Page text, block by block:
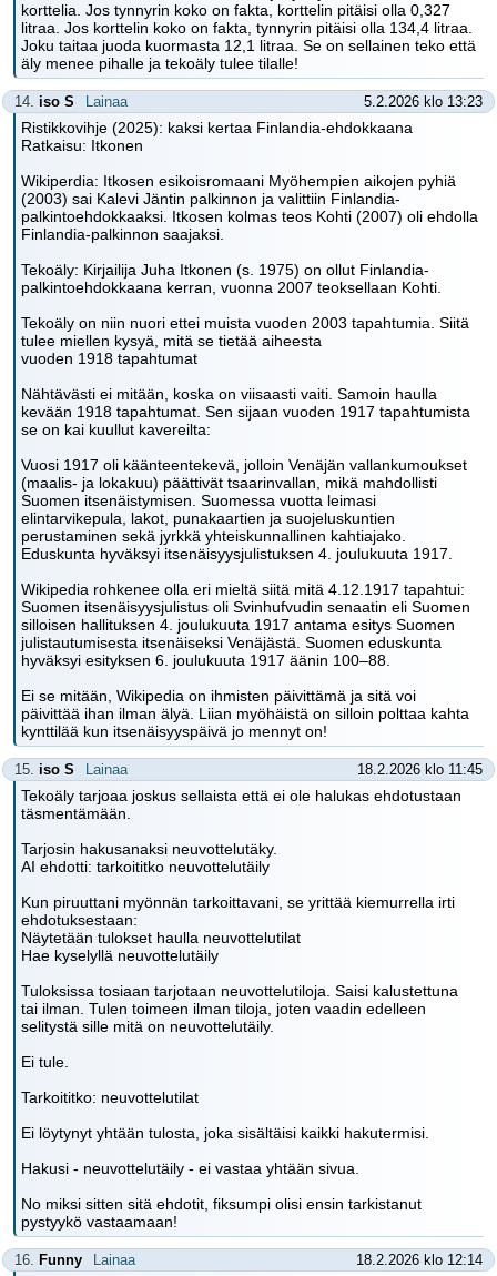
korttelia. Jos tynnyrin koko on fakta, korttelin pitäisi olla 0,327
litraa. Jos korttelin koko on fakta, tynnyrin pitäisi olla 134,4 litraa.
Joku taitaa juoda kuormasta 12,1 litraa. Se on sellainen teko että
äly menee pihalle ja tekoäly tulee tilalle!
14. iso S Lainaa 5.2.2026 klo 13:23
Ristikkovihje (2025): kaksi kertaa Finlandia-ehdokkaana
Ratkaisu: Itkonen
Wikiperdia: Itkosen esikoisromaani Myöhempien aikojen pyhiä
(2003) sai Kalevi Jäntin palkinnon ja valittiin Finlandia-
palkintoehdokkaaksi. Itkosen kolmas teos Kohti (2007) oli ehdolla
Finlandia-palkinnon saajaksi.
Tekoäly: Kirjailija Juha Itkonen (s. 1975) on ollut Finlandia-
palkintoehdokkaana kerran, vuonna 2007 teoksellaan Kohti.
Tekoäly on niin nuori ettei muista vuoden 2003 tapahtumia. Siitä
tulee miellen kysyä, mitä se tietää aiheesta
vuoden 1918 tapahtumat
Nähtävästi ei mitään, koska on viisaasti vaiti. Samoin haulla
kevään 1918 tapahtumat. Sen sijaan vuoden 1917 tapahtumista
se on kai kuullut kavereilta:
Vuosi 1917 oli käänteentekevä, jolloin Venäjän vallankumoukset
(maalis- ja lokakuu) päättivät tsaarinvallan, mikä mahdollisti
Suomen itsenäistymisen. Suomessa vuotta leimasi
elintarvikepula, lakot, punakaartien ja suojeluskuntien
perustaminen sekä jyrkkä yhteiskunnallinen kahtiajako.
Eduskunta hyväksyi itsenäisyysjulistuksen 4. joulukuuta 1917.
Wikipedia rohkenee olla eri mieltä siitä mitä 4.12.1917 tapahtui:
Suomen itsenäisyysjulistus oli Svinhufvudin senaatin eli Suomen
silloisen hallituksen 4. joulukuuta 1917 antama esitys Suomen
julistautumisesta itsenäiseksi Venäjästä. Suomen eduskunta
hyväksyi esityksen 6. joulukuuta 1917 äänin 100–88.
Ei se mitään, Wikipedia on ihmisten päivittämä ja sitä voi
päivittää ihan ilman älyä. Liian myöhäistä on silloin polttaa kahta
kynttilää kun itsenäisyyspäivä jo mennyt on!
15. iso S Lainaa 18.2.2026 klo 11:45
Tekoäly tarjoaa joskus sellaista että ei ole halukas ehdotustaan
täsmentämään.
Tarjosin hakusanaksi neuvottelutäky.
AI ehdotti: tarkoititko neuvottelutäily
Kun piruuttani myönnän tarkoittavani, se yrittää kiemurrella irti
ehdotuksestaan:
Näytetään tulokset haulla neuvottelutilat
Hae kyselyllä neuvottelutäily
Tuloksissa tosiaan tarjotaan neuvottelutiloja. Saisi kalustettuna
tai ilman. Tulen toimeen ilman tiloja, joten vaadin edelleen
selitystä sille mitä on neuvottelutäily.
Ei tule.
Tarkoititko: neuvottelutilat
Ei löytynyt yhtään tulosta, joka sisältäisi kaikki hakutermisi.
Hakusi - neuvottelutäily - ei vastaa yhtään sivua.
No miksi sitten sitä ehdotit, fiksumpi olisi ensin tarkistanut
pystyykö vastaamaan!
16. Funny Lainaa 18.2.2026 klo 12:14